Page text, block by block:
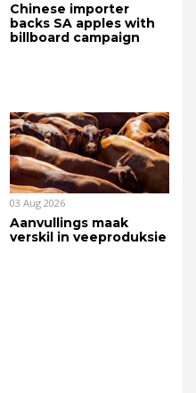
Chinese importer
backs SA apples with
billboard campaign
03 Aug 2026
Aanvullings maak
verskil in veeproduksie